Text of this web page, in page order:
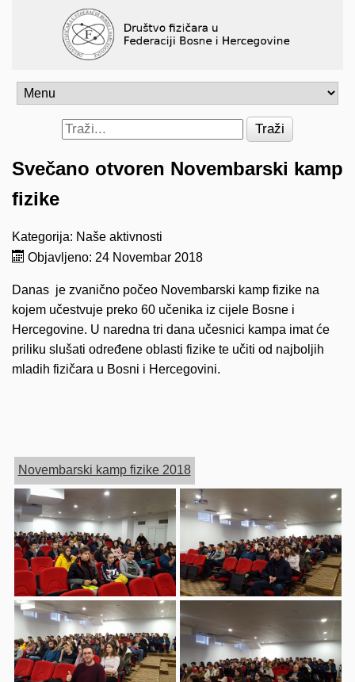
Traži
Svečano otvoren Novembarski kamp
fizike
Kategorija: Naše aktivnosti
Objavljeno: 24 Novembar 2018
Danas je zvanično počeo Novembarski kamp fizike na
kojem učestvuje preko 60 učenika iz cijele Bosne i
Hercegovine. U naredna tri dana učesnici kampa imat će
priliku slušati određene oblasti fizike te učiti od najboljih
mladih fizičara u Bosni i Hercegovini.
Novembarski kamp fizike 2018